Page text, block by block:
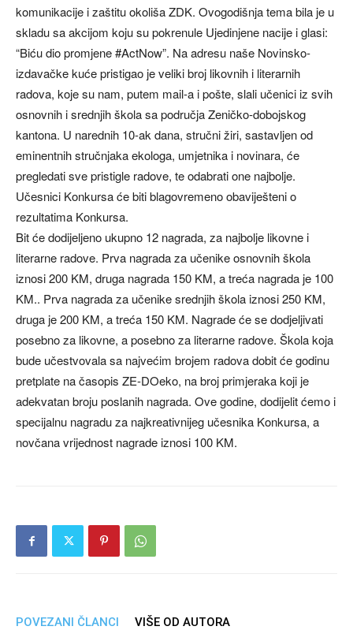
komunikacije i zaštitu okoliša ZDK. Ovogodišnja tema bila je u
skladu sa akcijom koju su pokrenule Ujedinjene nacije i glasi:
“Biću dio promjene #ActNow”. Na adresu naše Novinsko-
izdavačke kuće pristigao je veliki broj likovnih i literarnih
radova, koje su nam, putem mail-a i pošte, slali učenici iz svih
osnovnih i srednjih škola sa područja Zeničko-dobojskog
kantona. U narednih 10-ak dana, stručni žiri, sastavljen od
eminentnih stručnjaka ekologa, umjetnika i novinara, će
pregledati sve pristigle radove, te odabrati one najbolje.
Učesnici Konkursa će biti blagovremeno obaviješteni o
rezultatima Konkursa.
Bit će dodijeljeno ukupno 12 nagrada, za najbolje likovne i
literarne radove. Prva nagrada za učenike osnovnih škola
iznosi 200 KM, druga nagrada 150 KM, a treća nagrada je 100
KM.. Prva nagrada za učenike srednjih škola iznosi 250 KM,
druga je 200 KM, a treća 150 KM. Nagrade će se dodjeljivati
posebno za likovne, a posebno za literarne radove. Škola koja
bude učestvovala sa najvećim brojem radova dobit će godinu
pretplate na časopis ZE-DOeko, na broj primjeraka koji je
adekvatan broju poslanih nagrada. Ove godine, dodijelit ćemo i
specijalnu nagradu za najkreativnijeg učesnika Konkursa, a
novčana vrijednost nagrade iznosi 100 KM.
POVEZANI ČLANCI VIŠE OD AUTORA